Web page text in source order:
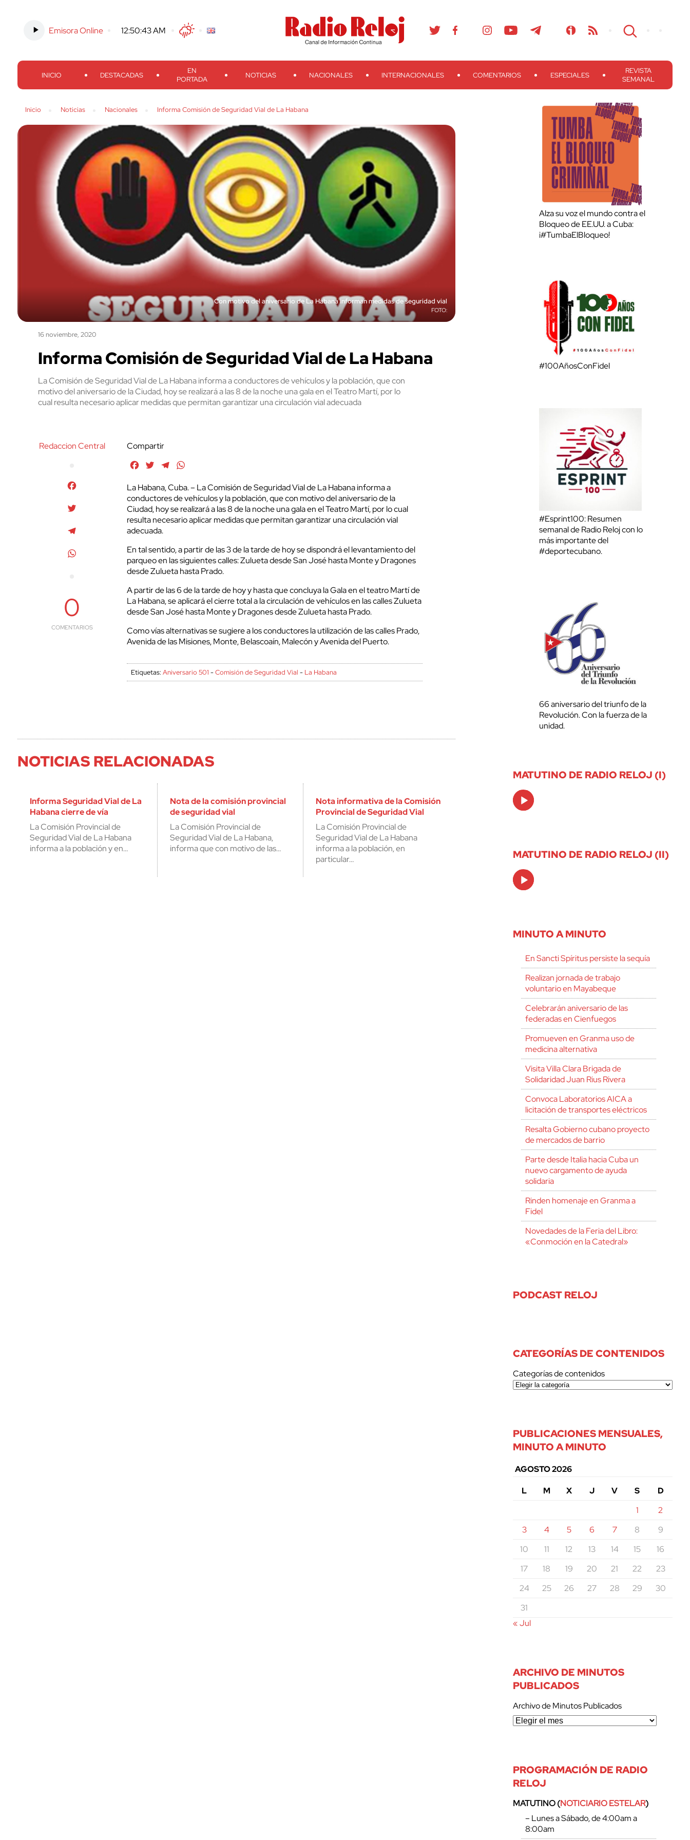
Emisora Online 12:50:44 AMTwitterFacebook
Threads
Instagram TelegramTeveo Ivoox RSS Search
INICIO DESTACADAS
EN
PORTADA
NOTICIAS NACIONALES INTERNACIONALES COMENTARIOS ESPECIALES
REVISTA
SEMANAL
Inicio Noticias Nacionales Informa Comisión de Seguridad Vial de La Habana
Con motivo del aniversario de La Habana informan medidas de seguridad vial
16 noviembre, 2020
Informa Comisión de Seguridad Vial de La Habana
La Comisión de Seguridad Vial de La Habana informa a conductores de vehículos y la población, que con
motivo del aniversario de la Ciudad, hoy se realizará a las 8 de la noche una gala en el Teatro Martí, por lo
cual resulta necesario aplicar medidas que permitan garantizar una circulación vial adecuada
Redaccion Central
0
COMENTARIOS
Compartir
FacebookTwitterTelegram
La Habana, Cuba. – La Comisión de Seguridad Vial de La Habana informa a
conductores de vehículos y la población, que con motivo del aniversario de la
Ciudad, hoy se realizará a las 8 de la noche una gala en el Teatro Martí, por lo cual
resulta necesario aplicar medidas que permitan garantizar una circulación vial
adecuada.
En tal sentido, a partir de las 3 de la tarde de hoy se dispondrá el levantamiento del
parqueo en las siguientes calles: Zulueta desde San José hasta Monte y Dragones
desde Zulueta hasta Prado.
A partir de las 6 de la tarde de hoy y hasta que concluya la Gala en el teatro Martí de
La Habana, se aplicará el cierre total a la circulación de vehículos en las calles Zulueta
desde San José hasta Monte y Dragones desde Zulueta hasta Prado.
Como vías alternativas se sugiere a los conductores la utilización de las calles Prado,
Avenida de las Misiones, Monte, Belascoaín, Malecón y Avenida del Puerto.
Etiquetas:Aniversario 501 -Comisión de Seguridad Vial - La Habana
NOTICIAS RELACIONADAS
Informa Seguridad Vial de La
Habana cierre de vía
La Comisión Provincial de
Seguridad Vial de La Habana
informa a la población y en…
Nota de la comisión provincial
de seguridad vial
La Comisión Provincial de
Seguridad Vial de La Habana,
informa que con motivo de las…
Nota informativa de la Comisión
Provincial de Seguridad Vial
La Comisión Provincial de
Seguridad Vial de La Habana
informa a la población, en
particular…
Alza su voz el mundo contra el
Bloqueo de EE.UU. a Cuba:
¡#TumbaElBloqueo!
#100AñosConFidel
#Esprint100: Resumen
semanal de Radio Reloj con lo
más importante del
#deportecubano.
66 aniversario del triunfo de la
Revolución. Con la fuerza de la
unidad.
MATUTINO DE RADIO RELOJ (I)
Audio
Player
MATUTINO DE RADIO RELOJ (II)
Audio
Player
MINUTO A MINUTO
En Sancti Spíritus persiste la sequía
Realizan jornada de trabajo
voluntario en Mayabeque
Celebrarán aniversario de las
federadas en Cienfuegos
Promueven en Granma uso de
medicina alternativa
Visita Villa Clara Brigada de
Solidaridad Juan Rius Rivera
Convoca Laboratorios AICA a
licitación de transportes eléctricos
Resalta Gobierno cubano proyecto
de mercados de barrio
Parte desde Italia hacia Cuba un
nuevo cargamento de ayuda
solidaria
Rinden homenaje en Granma a
Fidel
Novedades de la Feria del Libro:
«Conmoción en la Catedral»
PODCAST RELOJ
CATEGORÍAS DE CONTENIDOS
Categorías de contenidos
PUBLICACIONES MENSUALES,
MINUTO A MINUTO
AGOSTO 2026
L
M X J V S
D
1
2
3
4 5 6 7 8
9
10
11 12 13 14 15
16
17
18 19 20 21 22
23
24
25 26 27 28 29
30
31
« Jul
ARCHIVO DE MINUTOS
PUBLICADOS
Archivo de Minutos Publicados
PROGRAMACIÓN DE RADIO
RELOJ
MATUTINO (NOTICIARIO ESTELAR)
– Lunes a Sábado, de 4:00am a
8:00am